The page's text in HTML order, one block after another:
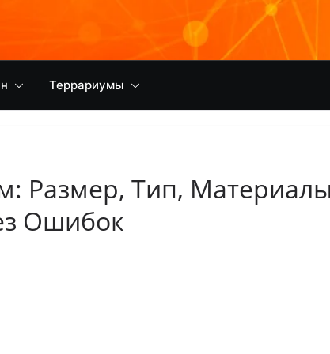
Террариумы
Размер, Тип,
Ошибок